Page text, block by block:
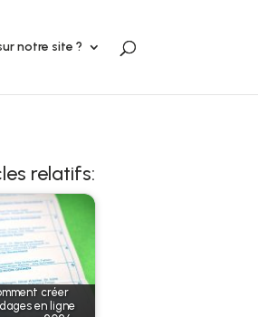
notre site ?
relatifs:
créer
en ligne